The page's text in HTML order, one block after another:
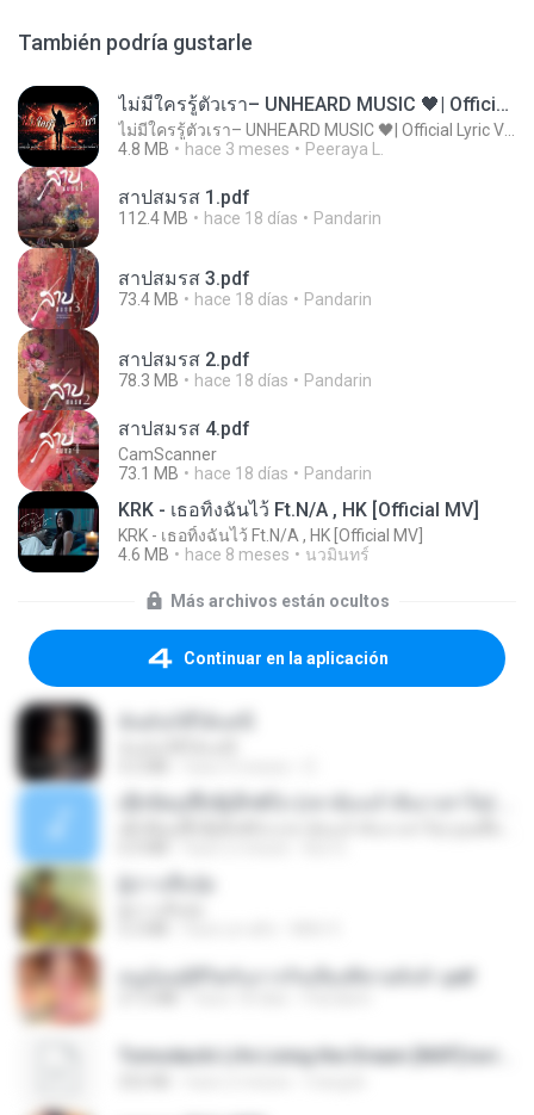
También podría gustarle
ไม่มีใครรู้ตัวเรา– UNHEARD MUSIC 🖤| Official Lyric Video | เพลงสู้ชีวิต
4.8 MB
hace 3 meses Peeraya L.
สาปสมรส 1.pdf
112.4 MB hace 18 días Pandarin
สาปสมรส 3.pdf
73.4 MB hace 18 días Pandarin
สาปสมรส 2.pdf
78.3 MB hace 18 días Pandarin
สาปสมรส 4.pdf
CamScanner
73.1 MB
hace 18 días Pandarin
KRK - เธอทิ้งฉันไว้ Ft.N/A , HK [Official MV]
KRK - เธอทิ้งฉันไว้ Ft.N/A , HK [Official MV]
4.6 MB
hace 8 meses นวมินทร์
Más archivos están ocultos
Continuar en la aplicación
หนูน้อยสู้ชีวิตกับภารกิจเลี้ยงพี่ชายทั้งห้า.pdf